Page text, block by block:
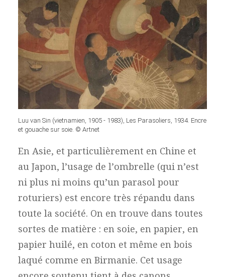
Luu van Sin (vietnamien, 1905 - 1983), Les Parasoliers, 1934. Encre
et gouache sur soie. © Artnet
En Asie, et particulièrement en Chine et
au Japon, l’usage de l’ombrelle (qui n’est
ni plus ni moins qu’un parasol pour
roturiers) est encore très répandu dans
toute la société. On en trouve dans toutes
sortes de matière : en soie, en papier, en
papier huilé, en coton et même en bois
laqué comme en Birmanie. Cet usage